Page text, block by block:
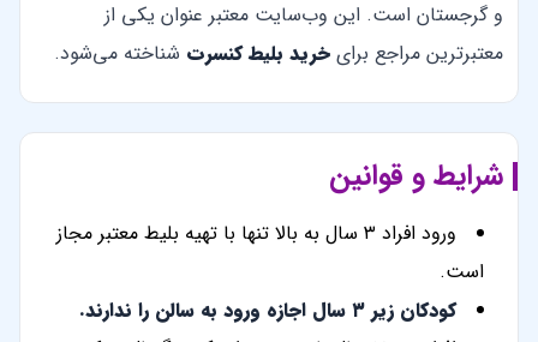
و گرجستان است. این وب‌سایت معتبر عنوان یکی از
معتبرترین مراجع برای خرید بلیط کنسرت شناخته می‌شود.
شرایط و قوانین
ورود افراد ۳ سال به بالا تنها با تهیه بلیط معتبر مجاز
است.
کودکان زیر ۳ سال اجازه ورود به سالن را ندارند.